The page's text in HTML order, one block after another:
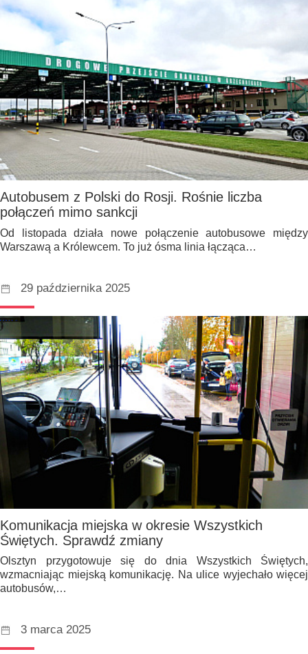
Autobusem z Polski do Rosji. Rośnie liczba
połączeń mimo sankcji
Od listopada działa nowe połączenie autobusowe między
Warszawą a Królewcem. To już ósma linia łącząca…
29 października 2025
Komunikacja miejska w okresie Wszystkich
Świętych. Sprawdź zmiany
Olsztyn przygotowuje się do dnia Wszystkich Świętych,
wzmacniając miejską komunikację. Na ulice wyjechało więcej
autobusów,…
3 marca 2025